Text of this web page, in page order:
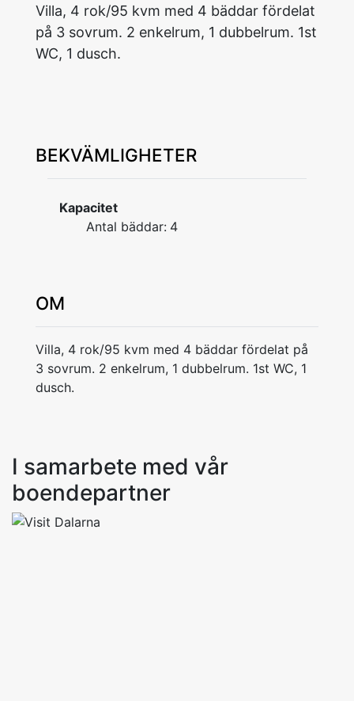
Villa, 4 rok/95 kvm med 4 bäddar fördelat
på 3 sovrum. 2 enkelrum, 1 dubbelrum. 1st
WC, 1 dusch.
BEKVÄMLIGHETER
Kapacitet
Antal bäddar: 4
OM
Villa, 4 rok/95 kvm med 4 bäddar fördelat på
3 sovrum. 2 enkelrum, 1 dubbelrum. 1st WC, 1
I samarbete med vår
boendepartner